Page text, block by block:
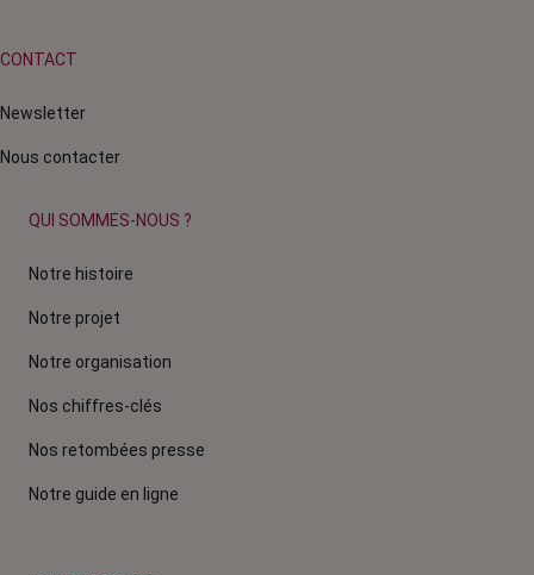
CONTACT
Newsletter
Nous contacter
QUI SOMMES-NOUS ?
Notre histoire
Notre projet
Notre organisation
Nos chiffres-clés
Nos retombées presse
Notre guide en ligne